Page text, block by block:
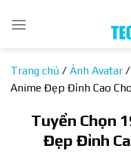
qua
Trang chủ / Ảnh Avatar /
Anime Đẹp Đỉnh Cao
Tuyển Chọn
Đẹp Đỉnh